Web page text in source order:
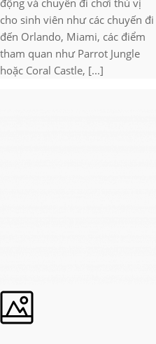
động và chuyến đi chơi thú vị
cho sinh viên như các chuyến đi
đến Orlando, Miami, các điểm
tham quan như Parrot Jungle
hoặc Coral Castle, [...]